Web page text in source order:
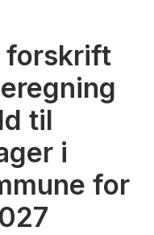
forskrift
til
i
for